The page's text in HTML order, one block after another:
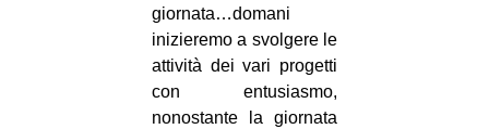
giornata…domani
inizieremo a svolgere le
attività dei vari progetti
con entusiasmo,
nonostante la giornata